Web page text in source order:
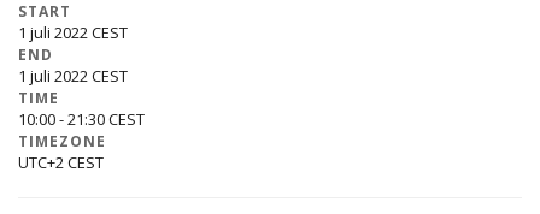
START
1 juli 2022
END
1 juli 2022
TIME
10:00 - 21:30
TIMEZONE
UTC+2